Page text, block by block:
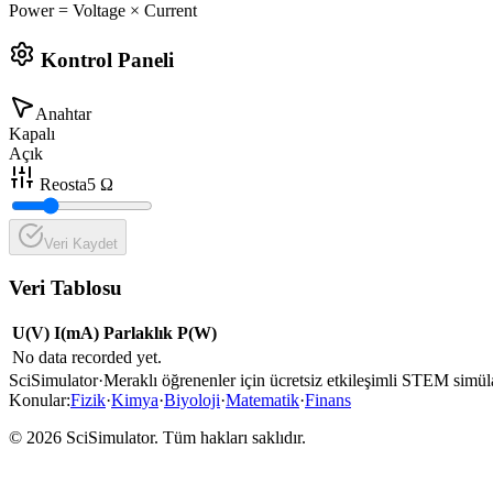
Power = Voltage × Current
Kontrol Paneli
Anahtar
Kapalı
Açık
Reosta5 Ω
Veri Kaydet
Veri Tablosu
U(V) I(mA) Parlaklık P(W)
No data recorded yet.
SciSimulator·Meraklı öğrenenler için ücretsiz etkileşimli STEM
Konular:Fizik·Kimya·Biyoloji·Matematik·Finans
© 2026 SciSimulator. Tüm hakları saklıdır.